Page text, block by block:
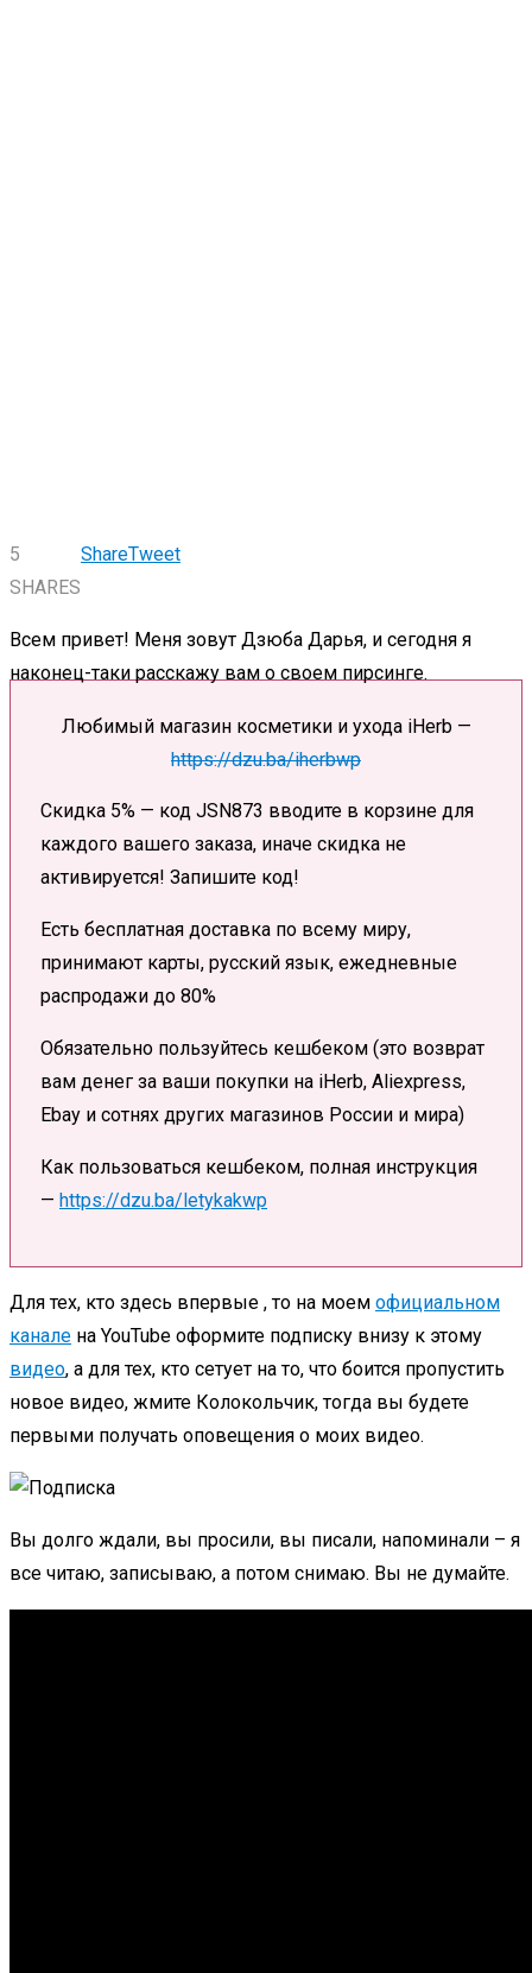
5
SHARES
ShareTweet
Всем привет! Меня зовут Дзюба Дарья, и сегодня я
наконец-таки расскажу вам о своем пирсинге.
Любимый магазин косметики и ухода iHerb —
https://dzu.ba/iherbwp
Скидка 5% — код JSN873 вводите в корзине для
каждого вашего заказа, иначе скидка не
активируется! Запишите код!
Есть бесплатная доставка по всему миру,
принимают карты, русский язык, ежедневные
распродажи до 80%
Обязательно пользуйтесь кешбеком (это возврат
вам денег за ваши покупки на iHerb, Aliexpress,
Ebay и сотнях других магазинов России и мира)
Как пользоваться кешбеком, полная инструкция
— https://dzu.ba/letykakwp
Для тех, кто здесь впервые , то на моем официальном
канале на YouTube оформите подписку внизу к этому
видео, а для тех, кто сетует на то, что боится пропустить
новое видео, жмите Колокольчик, тогда вы будете
первыми получать оповещения о моих видео.
Вы долго ждали, вы просили, вы писали, напоминали – я
все читаю, записываю, а потом снимаю. Вы не думайте.